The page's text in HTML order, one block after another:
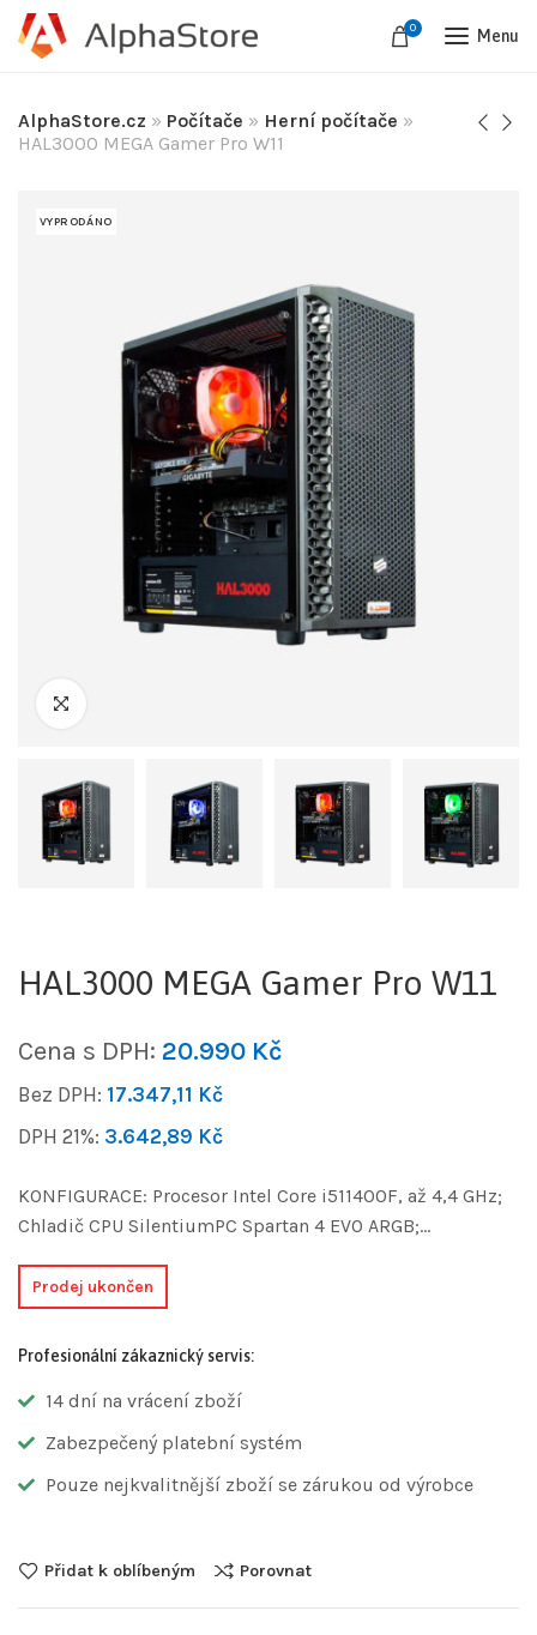
0 Menu
AlphaStore.cz » Počítače » Herní počítače »
HAL3000 MEGA Gamer Pro W11
VYPRODÁNO
HAL3000 MEGA Gamer Pro W11
Cena s DPH: 20.990 Kč
Bez DPH: 17.347,11 Kč
DPH 21%: 3.642,89 Kč
KONFIGURACE: Procesor Intel Core i511400F, až 4,4 GHz;
Chladič CPU SilentiumPC Spartan 4 EVO ARGB;…
Prodej ukončen
Profesionální zákaznický servis:
14 dní na vrácení zboží
Zabezpečený platební systém
Pouze nejkvalitnější zboží se zárukou od výrobce
Přidat k oblíbeným Porovnat